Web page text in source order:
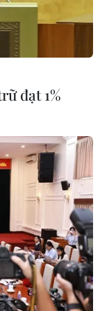
19 lên xe cứu
21/2/2020. (Ảnh:
ngày
mới do
19, nâng
đạt 1%